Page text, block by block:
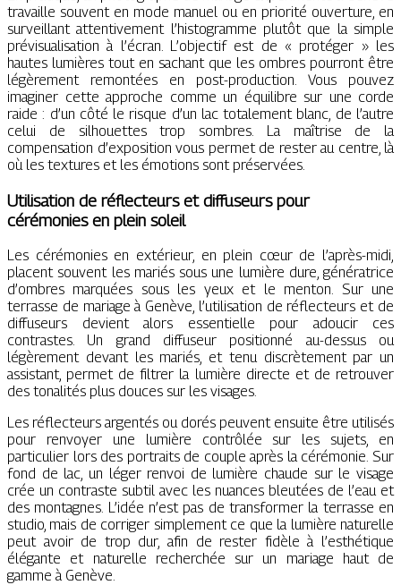
travaille souvent en mode manuel ou en priorité ouverture, en
surveillant attentivement l’histogramme plutôt que la simple
prévisualisation à l’écran. L’objectif est de « protéger » les
hautes lumières tout en sachant que les ombres pourront être
légèrement remontées en post-production. Vous pouvez
imaginer cette approche comme un équilibre sur une corde
raide : d’un côté le risque d’un lac totalement blanc, de l’autre
celui de silhouettes trop sombres. La maîtrise de la
compensation d’exposition vous permet de rester au centre, là
où les textures et les émotions sont préservées.
Utilisation de réflecteurs et diffuseurs pour
cérémonies en plein soleil
Les cérémonies en extérieur, en plein cœur de l’après-midi,
placent souvent les mariés sous une lumière dure, génératrice
d’ombres marquées sous les yeux et le menton. Sur une
terrasse de mariage à Genève, l’utilisation de réflecteurs et de
diffuseurs devient alors essentielle pour adoucir ces
contrastes. Un grand diffuseur positionné au-dessus ou
légèrement devant les mariés, et tenu discrètement par un
assistant, permet de filtrer la lumière directe et de retrouver
des tonalités plus douces sur les visages.
Les réflecteurs argentés ou dorés peuvent ensuite être utilisés
pour renvoyer une lumière contrôlée sur les sujets, en
particulier lors des portraits de couple après la cérémonie. Sur
fond de lac, un léger renvoi de lumière chaude sur le visage
crée un contraste subtil avec les nuances bleutées de l’eau et
des montagnes. L’idée n’est pas de transformer la terrasse en
studio, mais de corriger simplement ce que la lumière naturelle
peut avoir de trop dur, afin de rester fidèle à l’esthétique
élégante et naturelle recherchée sur un mariage haut de
gamme à Genève.